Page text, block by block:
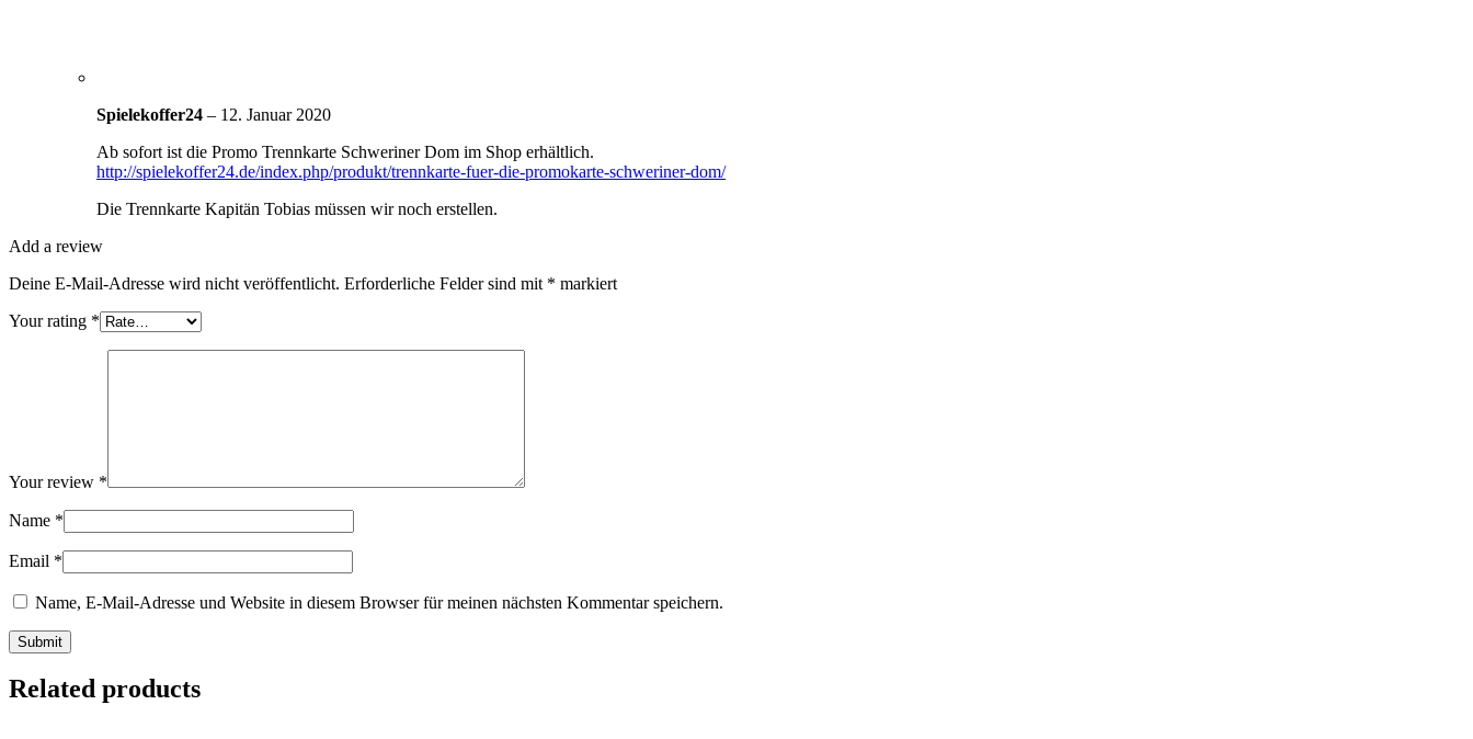
Spielekoffer24 – 12. Januar 2020
Ab sofort ist die Promo Trennkarte Schweriner Dom im Shop erhältlich.
http://spielekoffer24.de/index.php/produkt/trennkarte-fuer-die-promokarte-schweriner-dom/
Die Trennkarte Kapitän Tobias müssen wir noch erstellen.
Add a review
Deine E-Mail-Adresse wird nicht veröffentlicht. Erforderliche Felder sind mit * markiert
Your rating *
Your review *
Name *
Email *
Name, E-Mail-Adresse und Website in diesem Browser für meinen nächsten Kommentar speichern.
Related products